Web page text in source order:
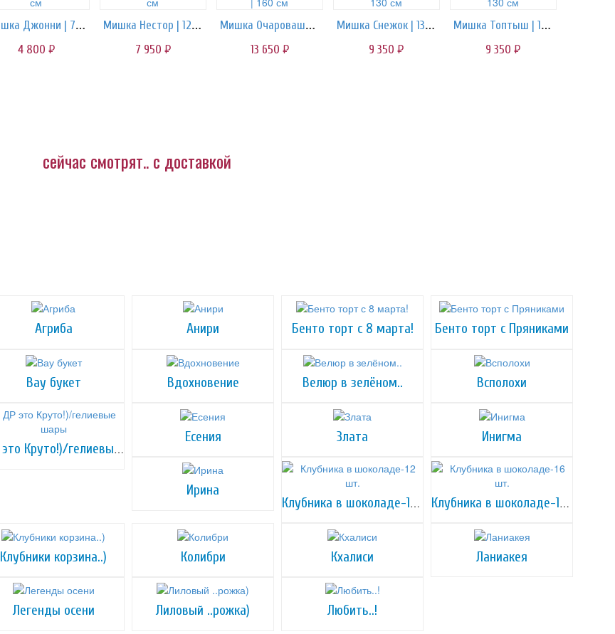
Мишка Джонни | 70 см
4 800 руб.
Мишка Нестор | 120 см
7 950 руб.
Мишка Очаровашка | 160 см
13 650 руб.
Мишка Снежок | 130 см
9 350 руб.
Мишка Топтыш | 130 см
9 350 руб.
сейчас смотрят.. с доставкой
Агриба Анири Бенто торт с 8 марта! Бенто торт с Пряниками
Вау букет Вдохновение Велюр в зелёном.. Всполохи
ДР это Круто!)/гелиевые шары
Есения Злата Инигма
Ирина
Клубника в шоколаде-12 шт. Клубника в шоколаде-16 шт.
Клубники корзина..) Колибри Кхалиси Ланиакея
Легенды осени Лиловый ..рожка) Любить..!